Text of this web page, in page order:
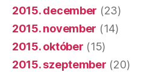
2015. december (23)
2015. november (14)
2015. október (15)
2015. szeptember (20)